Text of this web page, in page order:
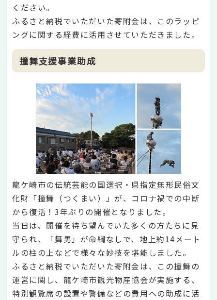
ください。
ふるさと納税でいただいた寄附金は、このラッピ
ングに関する経費に活用させていただきました。
撞舞支援事業助成
龍ケ崎市の伝統芸能の国選択・県指定無形民俗文
化財「撞舞（つくまい）」が、コロナ禍での中断
から復活！3年ぶりの開催となりました。
当日は、開催を待ち望んでいた多くの方たちに見
守られ、「舞男」が命綱なしで、地上約14メート
ルの柱の上などで様々な妙技を堪能しました。
ふるさと納税でいただいた寄附金は、この撞舞の
運営に関し、龍ケ崎市観光物産協会が実施する、
特別観覧席の設置や警備などの費用への助成に活